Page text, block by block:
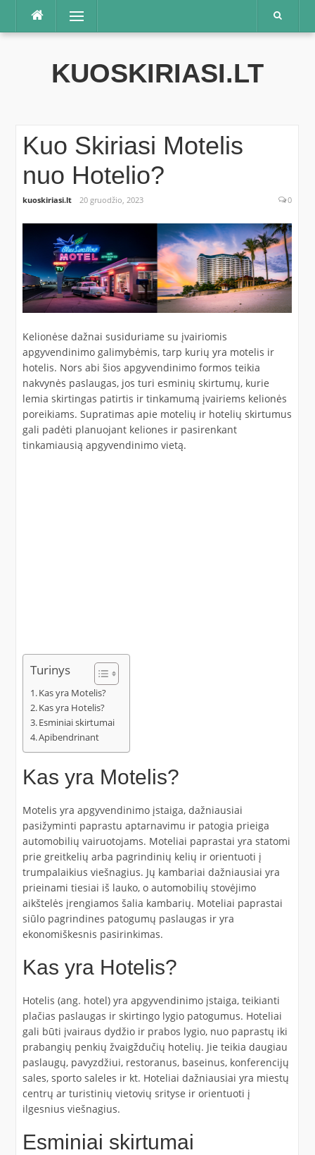
Praleisti
Meniu
KUOSKIRIASI.LT
Kuo Skiriasi Motelis
nuo Hotelio?
kuoskiriasi.lt 20 gruodžio, 2023 0
Kelionėse dažnai susiduriame su įvairiomis
apgyvendinimo galimybėmis, tarp kurių yra motelis ir
hotelis. Nors abi šios apgyvendinimo formos teikia
nakvynės paslaugas, jos turi esminių skirtumų, kurie
lemia skirtingas patirtis ir tinkamumą įvairiems kelionės
poreikiams. Supratimas apie motelių ir hotelių skirtumus
gali padėti planuojant keliones ir pasirenkant
tinkamiausią apgyvendinimo vietą.
Turinys
Kas yra Motelis?
Kas yra Hotelis?
Esminiai skirtumai
Apibendrinant
Kas yra Motelis?
Motelis yra apgyvendinimo įstaiga, dažniausiai
pasižyminti paprastu aptarnavimu ir patogia prieiga
automobilių vairuotojams. Moteliai paprastai yra statomi
prie greitkelių arba pagrindinių kelių ir orientuoti į
trumpalaikius viešnagius. Jų kambariai dažniausiai yra
prieinami tiesiai iš lauko, o automobilių stovėjimo
aikštelės įrengiamos šalia kambarių. Moteliai paprastai
siūlo pagrindines patogumų paslaugas ir yra
ekonomiškesnis pasirinkimas.
Kas yra Hotelis?
Hotelis (ang. hotel) yra apgyvendinimo įstaiga, teikianti
plačias paslaugas ir skirtingo lygio patogumus. Hoteliai
gali būti įvairaus dydžio ir prabos lygio, nuo paprastų iki
prabangių penkių žvaigždučių hotelių. Jie teikia daugiau
paslaugų, pavyzdžiui, restoranus, baseinus, konferencijų
sales, sporto saleles ir kt. Hoteliai dažniausiai yra miestų
centrų ar turistinių vietovių srityse ir orientuoti į
ilgesnius viešnagius.
Esminiai skirtumai